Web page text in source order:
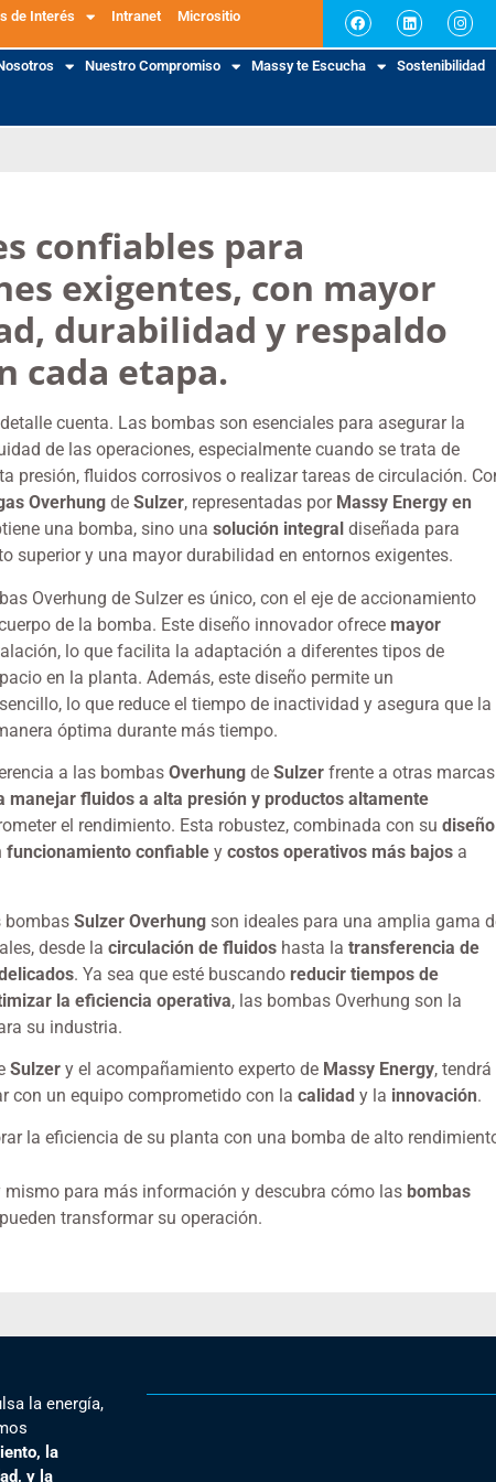
de Interés Intranet Micrositio
Nuestro Compromiso Massy te Escucha Sostenibilidad
confiables para
exigentes, con mayor
durabilidad y respaldo
cada etapa.
cuenta. Las bombas son esenciales para asegurar la
de las operaciones, especialmente cuando se trata de
presión, fluidos corrosivos o realizar tareas de circulación.
Overhungde Sulzer, representadas por Massy Energy en
una bomba, sino una solución integral diseñada para
superior y una mayor durabilidad en entornos exigentes.
Overhung de Sulzer es único, con el eje de accionamiento
de la bomba. Este diseño innovador ofrece mayor
lo que facilita la adaptación a diferentes tipos de
en la planta. Además, este diseño permite un
lo que reduce el tiempo de inactividad y asegura que la
óptima durante más tiempo.
a las bombas Overhungde Sulzerfrente a otras marcas
manejar fluidos a alta presión y productos altamente
el rendimiento. Esta robustez, combinada con su diseño
funcionamiento confiabley costos operativos más bajosa
bombas Sulzer Overhungson ideales para una amplia gama
desde la circulación de fluidoshasta la transferencia de
. Ya sea que esté buscando reducir tiempos de
la eficiencia operativa, las bombas Overhung son la
su industria.
Sulzery el acompañamiento experto de Massy Energy, tendrá
con un equipo comprometido con la calidad y la innovación.
la eficiencia de su planta con una bomba de alto
mismo para más información y descubra cómo las bombas
transformar su operación.
la energía,
la
y la